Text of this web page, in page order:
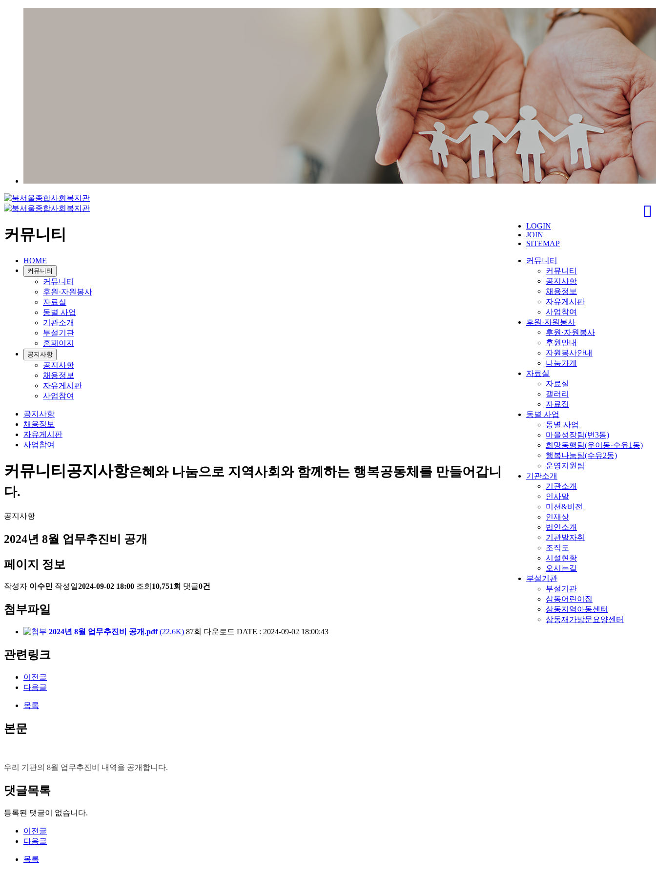
LOGIN
JOIN
SITEMAP
커뮤니티
커뮤니티
공지사항
채용정보
자유게시판
사업참여
후원·자원봉사
후원·자원봉사
후원안내
자원봉사안내
나눔가게
자료실
자료실
갤러리
자료집
동별 사업
동별 사업
마을성장팀(번3동)
희망동행팀(우이동·수유1동)
행복나눔팀(수유2동)
운영지원팀
기관소개
기관소개
인사말
미션&비전
인재상
법인소개
기관발자취
조직도
시설현황
오시는길
부설기관
부설기관
삼동어린이집
삼동지역아동센터
삼동재가방문요양센터
커뮤니티
HOME
커뮤니티
커뮤니티
후원·자원봉사
자료실
동별 사업
기관소개
부설기관
홈페이지
공지사항
공지사항
채용정보
자유게시판
사업참여
공지사항
채용정보
자유게시판
사업참여
커뮤니티공지사항은혜와 나눔으로 지역사회와 함께하는 행복공동체를 만들어갑니
다.
공지사항
2024년 8월 업무추진비 공개
페이지 정보
작성자 이수민 작성일2024-09-02 18:00 조회 10,751회 댓글0건
첨부파일
2024년 8월 업무추진비 공개.pdf(22.6K) 87회 다운로드 DATE : 2024-09-02 18:00:43
관련링크
이전글
다음글
목록
본문
우리 기관의 8월 업무추진비 내역을 공개합니다.
댓글목록
등록된 댓글이 없습니다.
이전글
다음글
목록